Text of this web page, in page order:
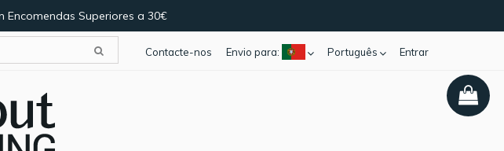
Encomendas Superiores a 30€
Entrar
Português
Envio para:
Contacte-nos